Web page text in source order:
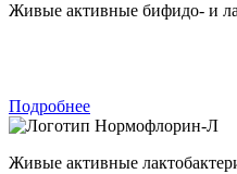
Живые активные бифидо- и
Подробнее
Нормофлорин-Л
Живые активные